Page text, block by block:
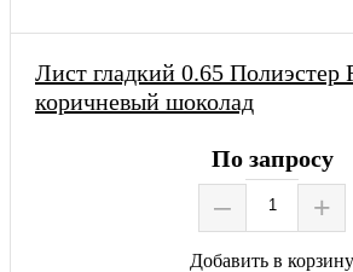
Лист гладкий 0.65 Полиэстер
коричневый шоколад
По запросу
– +
Добавить в корзину